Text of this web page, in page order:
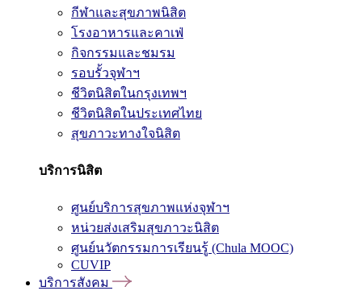
กีฬาและสุขภาพนิสิต
โรงอาหารและคาเฟ่
กิจกรรมและชมรม
รอบรั้วจุฬาฯ
ชีวิตนิสิตในกรุงเทพฯ
ชีวิตนิสิตในประเทศไทย
สุขภาวะทางใจนิสิต
บริการนิสิต
ศูนย์บริการสุขภาพแห่งจุฬาฯ
หน่วยส่งเสริมสุขภาวะนิสิต
ศูนย์นวัตกรรมการเรียนรู้ (Chula MOOC)
CUVIP
บริการสังคม